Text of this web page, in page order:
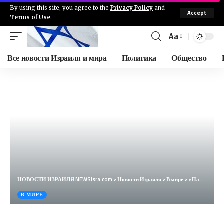
By using this site, you agree to the Privacy Policy and
Terms of Use.
Accept
Aa
Все новости Израиля и мира Политика Общество
НОВОСТИ ИЗРАИЛЯ NEWSisra.com >Новости Израиля>В мире>«Падет после лунного затмения». Индусы предсказали скорую судьбу Украины (Times of India, Индия)
В МИРЕ